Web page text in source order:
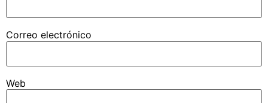
Correo electrónico
Web